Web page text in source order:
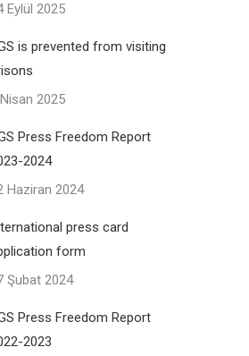
Eylül 2025
is prevented from visiting
2025
Press Freedom Report
2024
Haziran 2024
press card
form
Şubat 2024
Press Freedom Report
2023